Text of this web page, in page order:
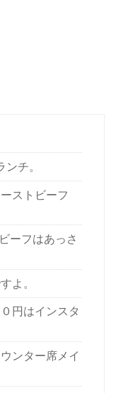
チ。
ストビーフ
ーフはあっさ
よ。
円はインスタ
ンター席メイ